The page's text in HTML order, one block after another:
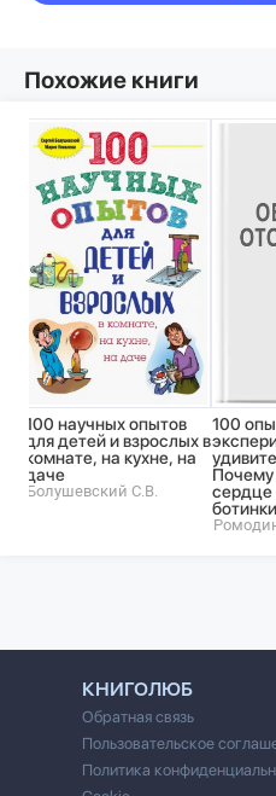
Похожие книги
100 научных опытов
для детей и взрослых в
комнате, на кухне, на
даче
Болушевский С.В.
100
Почему
сердце
КНИГОЛЮБ
Обратная связь
Пользовательское
Политика